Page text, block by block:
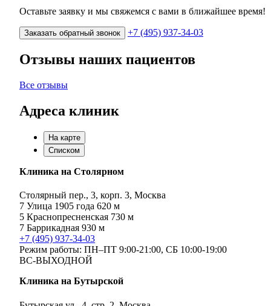
Оставьте заявку и мы свяжемся с вами в ближайшее время!
Заказать обратный звонок +7 (495) 937-34-03
Отзывы наших пациентов
Все отзывы
Адреса клиник
На карте
Списком
Клиника на Столярном
Столярный пер., 3, корп. 3, Москва
7 Улица 1905 года 620 м
5 Краснопресненская 730 м
7 Баррикадная 930 м
+7 (495) 937-34-03
Режим работы: ПН–ПТ 9:00-21:00, СБ 10:00-19:00
ВС-ВЫХОДНОЙ
Клиника на Бутырской